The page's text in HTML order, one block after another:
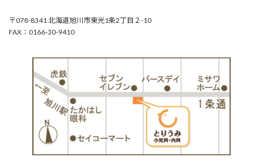
〒078-8341 北海道旭川市東光1条2丁目２-10
FAX：0166-30-9410